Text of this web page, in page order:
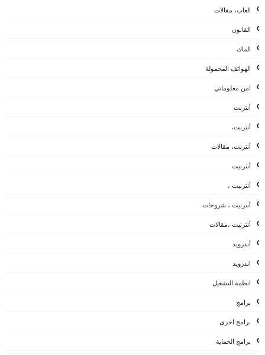
العاب، مقالات
القانون
الماك
الهواتف المحمولة
امن معلوماتي
أنترنت
أنترنت،
أنترنت، مقالات
أنترنيت
أنترنيت ،
أنترنيت ، شروحات
أنترنيت ،مقالات
أندرويد
اندرويد
انظمة التشغيل
برامج
برامج اخرى
برامج الحماية